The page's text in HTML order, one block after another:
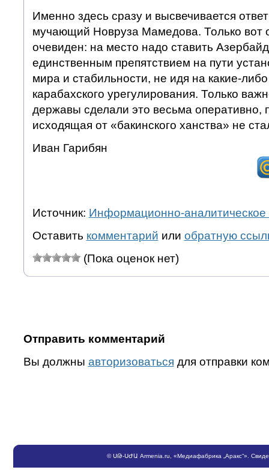
Именно здесь сразу и высвечивается
мучающий Новруза Мамедова. Только вот
очевиден: на место надо ставить
единственным препятствием на пути
мира и стабильности, не идя на какие-
карабахского урегулирования. Только
державы сделали это весьма оперативно,
исходящая от «бакинского ханства» не
Иван Гарибян
Источник: Информационно-аналитическое
Оставить комментарий или обратную
(Пока оценок нет)
Отправить комментарий
Вы должны авторизоваться для отправки
©ՍԹ-ՍԺԱ Armenia.ru , «Медиафабрика „Аракс“».